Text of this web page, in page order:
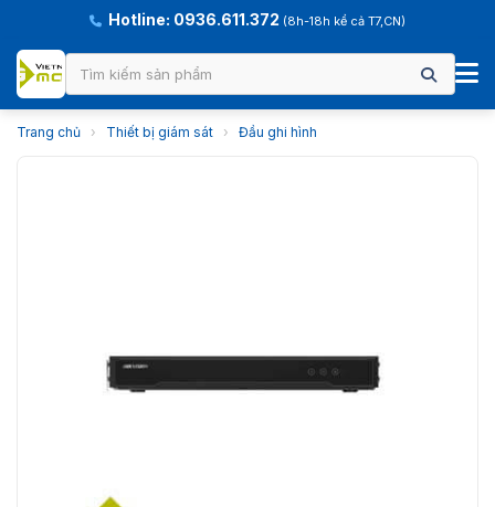
Hotline: 0936.611.372 (8h-18h kể cả T7,CN)
Trang chủ › Thiết bị giám sát › Đầu ghi hình